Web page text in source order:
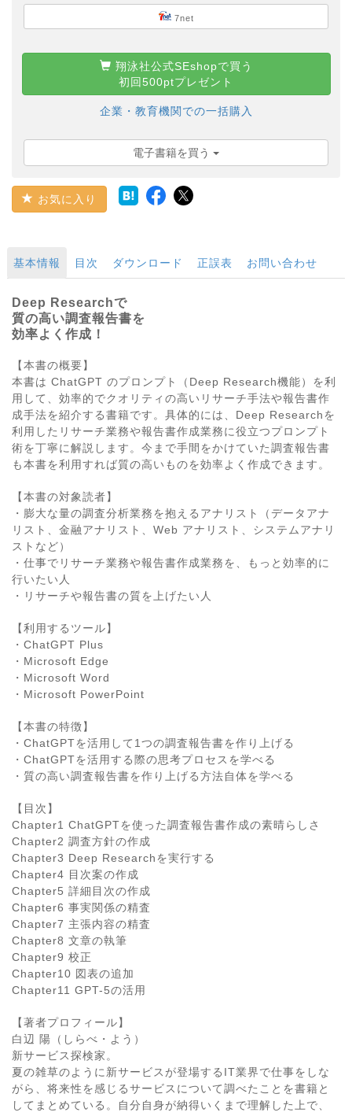
7net
翔泳社公式SEshopで買う
初回500ptプレゼント
企業・教育機関での一括購入
電子書籍を買う
お気に入り
基本情報 目次 ダウンロード 正誤表 お問い合わせ
Deep Researchで
質の高い調査報告書を
効率よく作成！
【本書の概要】
本書は ChatGPT のプロンプト（Deep Research機能）を利
用して、効率的でクオリティの高いリサーチ手法や報告書作
成手法を紹介する書籍です。具体的には、Deep Researchを
利用したリサーチ業務や報告書作成業務に役立つプロンプト
術を丁寧に解説します。今まで手間をかけていた調査報告書
も本書を利用すれば質の高いものを効率よく作成できます。
【本書の対象読者】
・膨大な量の調査分析業務を抱えるアナリスト（データアナ
リスト、金融アナリスト、Web アナリスト、システムアナリ
ストなど）
・仕事でリサーチ業務や報告書作成業務を、もっと効率的に
行いたい人
・リサーチや報告書の質を上げたい人
【利用するツール】
・ChatGPT Plus
・Microsoft Edge
・Microsoft Word
・Microsoft PowerPoint
【本書の特徴】
・ChatGPTを活用して1つの調査報告書を作り上げる
・ChatGPTを活用する際の思考プロセスを学べる
・質の高い調査報告書を作り上げる方法自体を学べる
【目次】
Chapter1 ChatGPTを使った調査報告書作成の素晴らしさ
Chapter2 調査方針の作成
Chapter3 Deep Researchを実行する
Chapter4 目次案の作成
Chapter5 詳細目次の作成
Chapter6 事実関係の精査
Chapter7 主張内容の精査
Chapter8 文章の執筆
Chapter9 校正
Chapter10 図表の追加
Chapter11 GPT-5の活用
【著者プロフィール】
白辺 陽（しらべ・よう）
新サービス探検家。
夏の雑草のように新サービスが登場するIT業界で仕事をしな
がら、将来性を感じるサービスについて調べたことを書籍と
してまとめている。自分自身が納得いくまで理解した上で、